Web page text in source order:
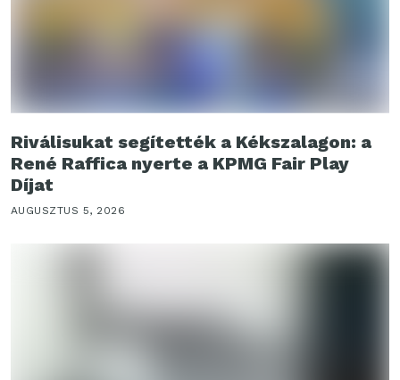
Riválisukat segítették a Kékszalagon: a
René Raffica nyerte a KPMG Fair Play
Díjat
AUGUSZTUS 5, 2026